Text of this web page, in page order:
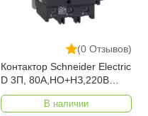
(0 Отзывов)
Контактор Schneider Electric
D 3П, 80А,НО+НЗ,220B
LC1D80M7
В наличии